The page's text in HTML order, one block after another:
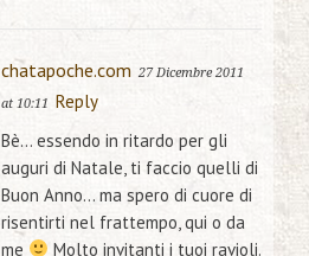
chatapoche.com 27 Dicembre 2011
at 10:11 Reply
Bè… essendo in ritardo per gli
auguri di Natale, ti faccio quelli di
Buon Anno… ma spero di cuore di
risentirti nel frattempo, qui o da
me
Molto invitanti i tuoi ravioli.